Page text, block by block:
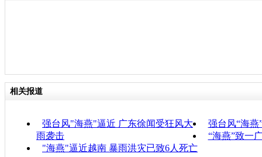
相关报道
强台风"海燕"逼近 广东徐闻受狂风大
雨袭击
强台风“海燕
“海燕”致一
"海燕"逼近越南 暴雨洪灾已致6人死亡